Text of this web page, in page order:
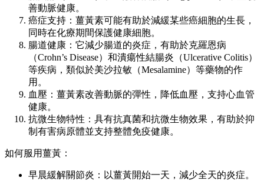
善動脈健康。
癌症支持：薑黃素可能有助於減緩某些癌細胞的生長，
同時在化療期間保護健康細胞。
腸道健康：它減少腸道的炎症，有助於克羅恩病
（Crohn’s Disease）和潰瘍性結腸炎（Ulcerative Colitis）
等疾病，類似於美沙拉敏（Mesalamine）等藥物的作
用。
血壓：薑黃素改善動脈的彈性，降低血壓，支持心血管
健康。
抗微生物特性：具有抗真菌和抗微生物效果，有助於抑
制有害病原體並支持整體免疫健康。
如何服用薑黃：
早晨緩解關節炎：以薑黃開始一天，減少全天的炎症。